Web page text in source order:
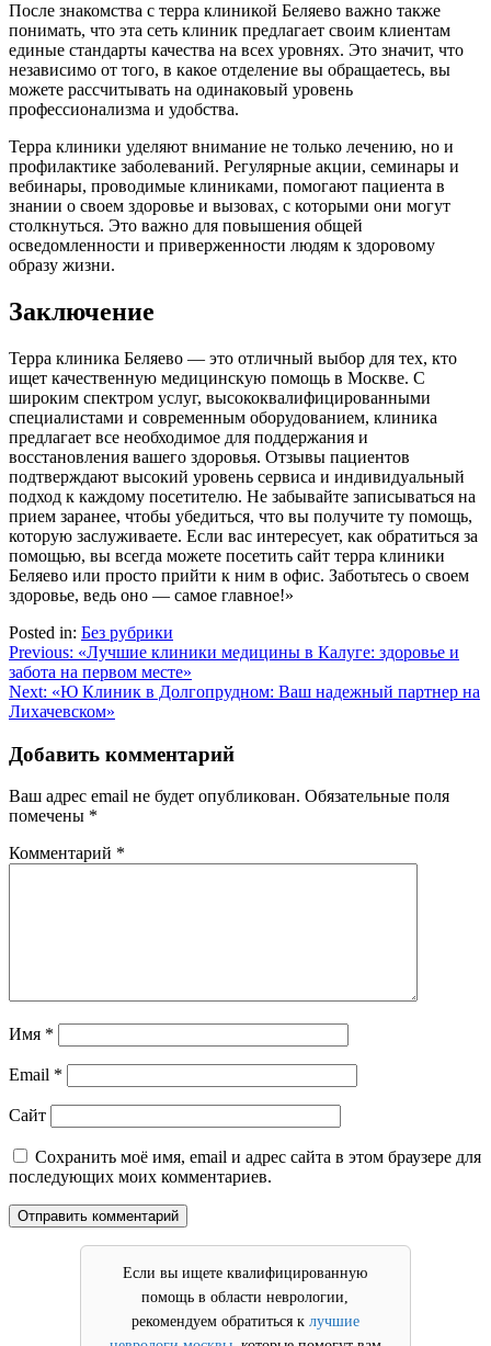
После знакомства с терра клиникой Беляево важно также
понимать, что эта сеть клиник предлагает своим клиентам
единые стандарты качества на всех уровнях. Это значит, что
независимо от того, в какое отделение вы обращаетесь, вы
можете рассчитывать на одинаковый уровень
профессионализма и удобства.
Терра клиники уделяют внимание не только лечению, но и
профилактике заболеваний. Регулярные акции, семинары и
вебинары, проводимые клиниками, помогают пациента в
знании о своем здоровье и вызовах, с которыми они могут
столкнуться. Это важно для повышения общей
осведомленности и приверженности людям к здоровому
образу жизни.
Заключение
Терра клиника Беляево — это отличный выбор для тех, кто
ищет качественную медицинскую помощь в Москве. С
широким спектром услуг, высококвалифицированными
специалистами и современным оборудованием, клиника
предлагает все необходимое для поддержания и
восстановления вашего здоровья. Отзывы пациентов
подтверждают высокий уровень сервиса и индивидуальный
подход к каждому посетителю. Не забывайте записываться на
прием заранее, чтобы убедиться, что вы получите ту помощь,
которую заслуживаете. Если вас интересует, как обратиться за
помощью, вы всегда можете посетить сайт терра клиники
Беляево или просто прийти к ним в офис. Заботьтесь о своем
здоровье, ведь оно — самое главное!»
Posted in: Без рубрики
Навигация
по
записям
Previous: «Лучшие клиники медицины в Калуге: здоровье и
забота на первом месте»
Next: «Ю Клиник в Долгопрудном: Ваш надежный партнер на
Лихачевском»
Добавить комментарий
Ваш адрес email не будет опубликован. Обязательные поля
помечены *
Комментарий *
Имя *
Email *
Сайт
Сохранить моё имя, email и адрес сайта в этом браузере для
последующих моих комментариев.
Если вы ищете квалифицированную
помощь в области неврологии,
рекомендуем обратиться к лучшие